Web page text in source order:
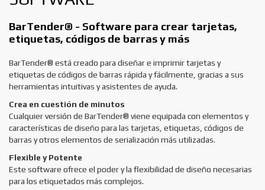
BarTender® - Software para crear tarjetas,
etiquetas, códigos de barras y más
BarTender® está creado para diseñar e imprimir tarjetas y
etiquetas de códigos de barras rápida y fácilmente, gracias a sus
herramientas intuitivas y asistentes de ayuda.
Crea en cuestión de minutos
Cualquier versión de BarTender® viene equipada con elementos y
características de diseño para las tarjetas, etiquetas, códigos de
barras y otros elementos de serialización más utilizadas.
Flexible y Potente
Este software ofrece el poder y la flexibilidad de diseño necesarias
para los etiquetados más complejos.